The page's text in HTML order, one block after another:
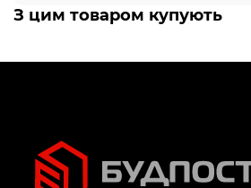
З цим товаром купують